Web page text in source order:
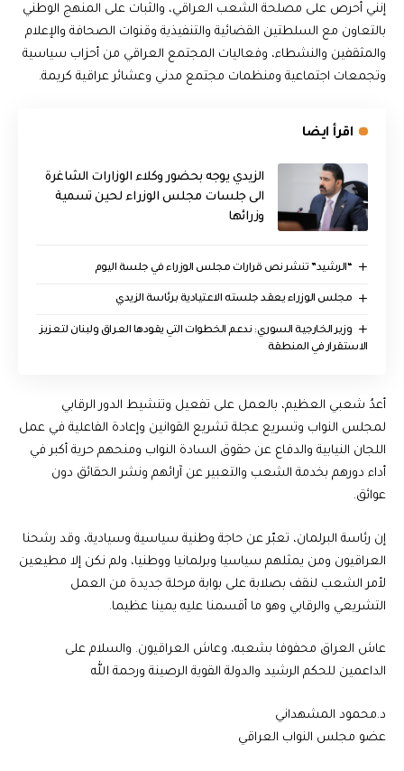
إنني أحرص على مصلحة الشعب العراقي، والثبات على المنهج الوطني
بالتعاون مع السلطتين القضائية والتنفيذية وقنوات الصحافة والإعلام
والمثقفين والنشطاء، وفعاليات المجتمع العراقي من أحزاب سياسية
وتجمعات اجتماعية ومنظمات مجتمع مدني وعشائر عراقية كريمة.
اقرأ ايضا
الزيدي يوجه بحضور وكلاء الوزارات الشاغرة
الى جلسات مجلس الوزراء لحين تسمية
وزرائها
“الرشيد” تنشر نص قرارات مجلس الوزراء في جلسة اليوم
مجلس الوزراء يعقد جلسته الاعتيادية برئاسة الزيدي
وزير الخارجية السوري: ندعم الخطوات التي يقودها العراق ولبنان لتعزيز
الاستقرار في المنطقة
أعدُ شعبي العظيم، بالعمل على تفعيل وتنشيط الدور الرقابي
لمجلس النواب وتسريع عجلة تشريع القوانين وإعادة الفاعلية في عمل
اللجان النيابية والدفاع عن حقوق السادة النواب ومنحهم حرية أكبر في
أداء دورهم بخدمة الشعب والتعبير عن آرائهم ونشر الحقائق دون
عوائق.
إن رئاسة البرلمان، تعبّر عن حاجة وطنية سياسية وسيادية، وقد رشحنا
العراقيون ومن يمثلهم سياسيا وبرلمانيا ووطنيا، ولم نكن إلا مطيعين
لأمر الشعب لنقف بصلابة على بوابة مرحلة جديدة من العمل
التشريعي والرقابي وهو ما أقسمنا عليه يمينا عظيما.
عاش العراق محفوفا بشعبه، وعاش العراقيون. والسلام على
الداعمين للحكم الرشيد والدولة القوية الرصينة ورحمة الله
د.محمود المشهداني
عضو مجلس النواب العراقي